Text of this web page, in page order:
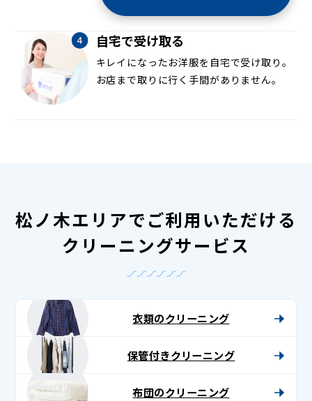
自宅で受け取る
キレイになったお洋服を自宅で受け取り。
お店まで取りに行く手間がありません。
松ノ木エリアでご利用いただける
クリーニングサービス
衣類のクリーニング
保管付きクリーニング
布団のクリーニング